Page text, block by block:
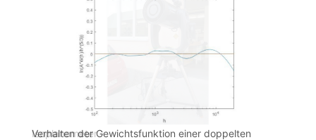
Isoplanometer
Verhalten der Gewichtsfunktion einer doppelten
Messwerte für den isoplanatischen Winkel von